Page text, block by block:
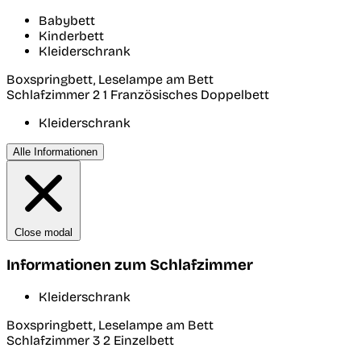
Babybett
Kinderbett
Kleiderschrank
Boxspringbett, Leselampe am Bett
Schlafzimmer 2 1 Französisches Doppelbett
Kleiderschrank
Alle Informationen
Close modal
Informationen zum Schlafzimmer
Kleiderschrank
Boxspringbett, Leselampe am Bett
Schlafzimmer 3 2 Einzelbett